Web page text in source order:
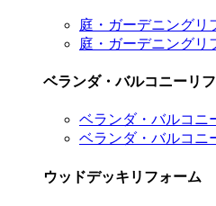
庭・ガーデニングリ
庭・ガーデニングリ
ベランダ・バルコニーリ
ベランダ・バルコニ
ベランダ・バルコニ
ウッドデッキリフォーム